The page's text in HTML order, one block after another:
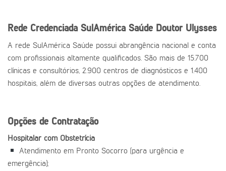
Rede Credenciada SulAmérica Saúde Doutor Ulysses
A rede SulAmérica Saúde possui abrangência nacional e conta
com profissionais altamente qualificados. São mais de 15.700
clínicas e consultórios, 2.900 centros de diagnósticos e 1.400
hospitais, além de diversas outras opções de atendimento.
Opções de Contratação
Hospitalar com Obstetrícia
Atendimento em Pronto Socorro (para urgência e
emergência);